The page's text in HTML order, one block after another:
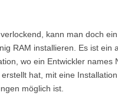
kann man doch ein
RAM installieren. Es ist ein
wo ein Entwickler names
hat, mit eine
möglich ist.